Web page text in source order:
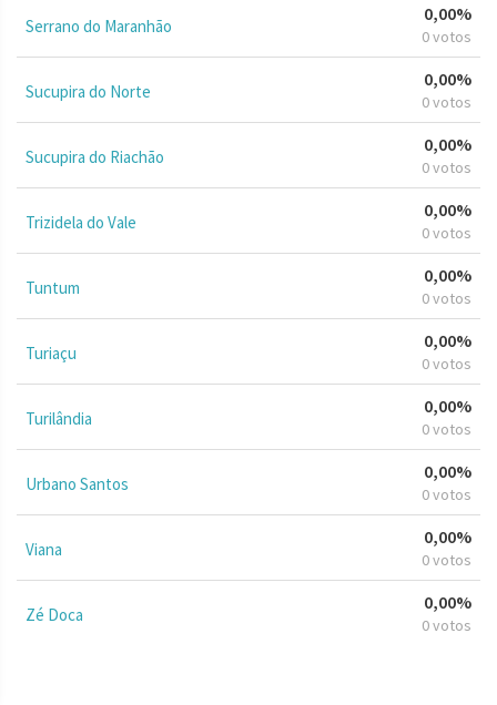
Serrano do Maranhão
0,00%
0 votos
Sucupira do Norte
0,00%
0 votos
Sucupira do Riachão
0,00%
0 votos
Trizidela do Vale
0,00%
0 votos
Tuntum
0,00%
0 votos
Turiaçu
0,00%
0 votos
Turilândia
0,00%
0 votos
Urbano Santos
0,00%
0 votos
Viana
0,00%
0 votos
Zé Doca
0,00%
0 votos